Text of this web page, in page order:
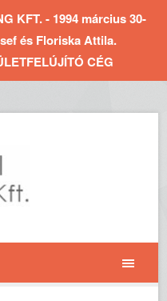
KFT. - 1994 március 30-
és Floriska Attila.
CÉG